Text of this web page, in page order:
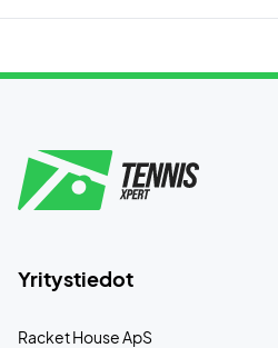
Yritystiedot
Racket House ApS